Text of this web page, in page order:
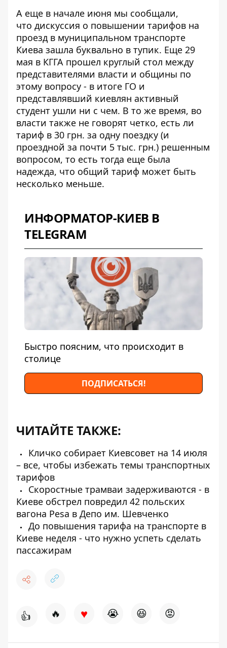
А еще в начале июня мы сообщали,
что дискуссия о повышении тарифов на
проезд в муниципальном транспорте
Киева зашла буквально в тупик. Еще 29
мая в КГГА прошел круглый стол между
представителями власти и общины по
этому вопросу - в итоге ГО и
представлявший киевлян активный
студент ушли ни с чем. В то же время, во
власти также не говорят четко, есть ли
тариф в 30 грн. за одну поездку (и
проездной за почти 5 тыс. грн.) решенным
вопросом, то есть тогда еще была
надежда, что общий тариф может быть
несколько меньше.
ИНФОРМАТОР-КИЕВ В
TELEGRAM
Быстро поясним, что происходит в
столице
ПОДПИСАТЬСЯ!
ЧИТАЙТЕ ТАКЖЕ:
Кличко собирает Киевсовет на 14 июля
– все, чтобы избежать темы транспортных
тарифов
Скоростные трамваи задерживаются - в
Киеве обстрел повредил 42 польских
вагона Pesa в Депо им. Шевченко
До повышения тарифа на транспорте в
Киеве неделя - что нужно успеть сделать
пассажирам
👍 🔥 ♥ 😭 😆 😡